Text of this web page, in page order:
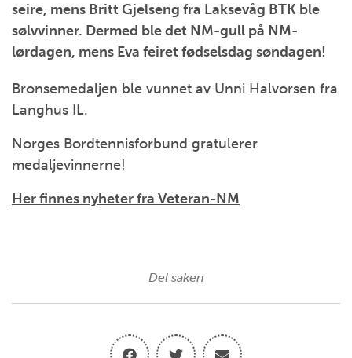
seire, mens Britt Gjelseng fra Laksevåg BTK ble
sølvvinner. Dermed ble det NM-gull på NM-
lørdagen, mens Eva feiret fødselsdag søndagen!
Bronsemedaljen ble vunnet av Unni Halvorsen fra
Langhus IL.
Norges Bordtennisforbund gratulerer
medaljevinnerne!
Her finnes nyheter fra Veteran-NM
Del saken